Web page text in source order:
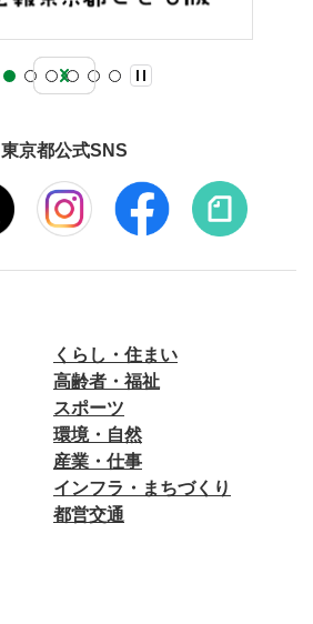
東京都公式SNS
くらし・住まい
高齢者・福祉
スポーツ
環境・自然
産業・仕事
インフラ・まちづくり
都営交通